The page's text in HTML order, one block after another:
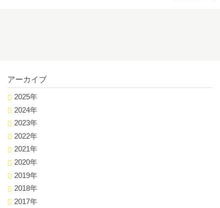
アーカイブ
2025年
2024年
2023年
2022年
2021年
2020年
2019年
2018年
2017年